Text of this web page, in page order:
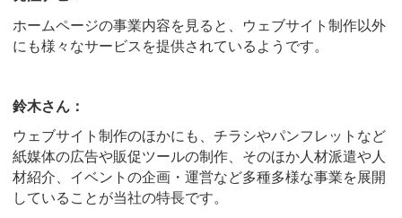
ホームページの事業内容を見ると、ウェブサイト制作以外
にも様々なサービスを提供されているようです。
鈴木さん：
ウェブサイト制作のほかにも、チラシやパンフレットなど
紙媒体の広告や販促ツールの制作、そのほか人材派遣や人
材紹介、イベントの企画・運営など多種多様な事業を展開
していることが当社の特長です。